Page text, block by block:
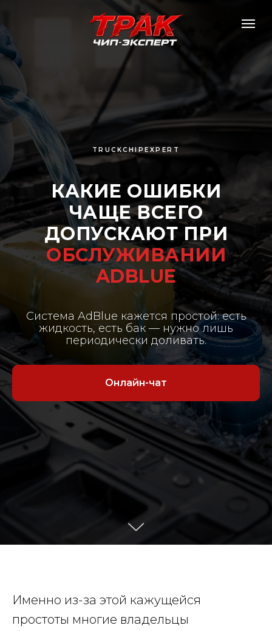
TRUCKCHIPEXPERT
КАКИЕ ОШИБКИ
ЧАЩЕ ВСЕГО
ДОПУСКАЮТ ПРИ
ОБСЛУЖИВАНИИ
ADBLUE
Система AdBlue кажется простой: есть
жидкость, есть бак — нужно лишь
периодически доливать.
Онлайн-чат
Именно из-за этой кажущейся
простоты многие владельцы